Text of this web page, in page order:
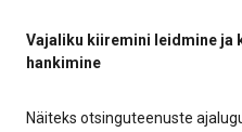
Vajaliku kiiremini leidmine ja
hankimine
Näiteks otsinguteenuste